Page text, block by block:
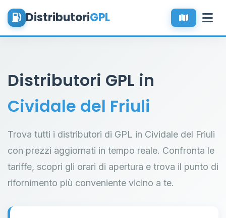
DistributoriGPL
Distributori GPL in
Cividale del Friuli
Trova tutti i distributori di GPL in Cividale del Friuli
con prezzi aggiornati in tempo reale. Confronta le
tariffe, scopri gli orari di apertura e trova il punto di
rifornimento più conveniente vicino a te.